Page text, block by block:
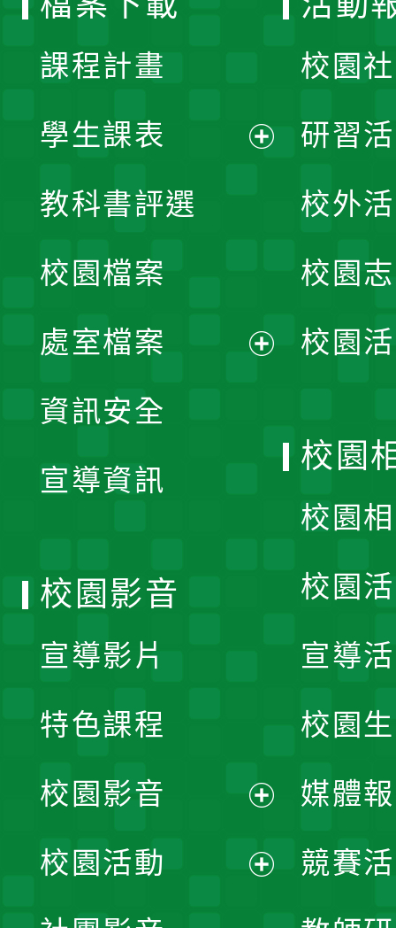
課程計畫
學生課表
單
教科書評選
校園檔案
處室檔案
資訊安全
宣導資訊
校園
研習
校外
校園
校園
校園
校園
校園
宣導
校園
媒體
競賽
校園影音
宣導影片
特色課程
校園影音
開
校園活動